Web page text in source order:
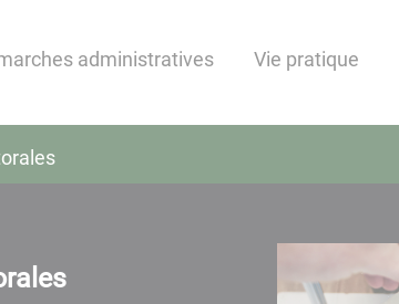
administratives Vie pratique